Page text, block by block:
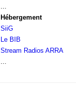
...
Hébergement
SiiG
Le BIB
Stream Radios ARRA
...